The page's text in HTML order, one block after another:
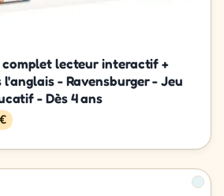
lecteur interactif +
l'anglais - Ravensburger - Jeu
- Dès 4 ans